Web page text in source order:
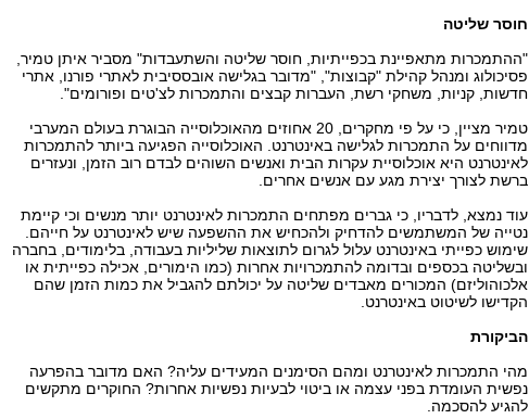
חוסר שליטה
"ההתמכרות מתאפיינת בכפייתיות, חוסר שליטה והשתעבדות" מסביר איתן טמיר,
פסיכולוג ומנהל קהילת "קבוצות", "מדובר בגלישה אובססיבית לאתרי פורנו, אתרי
חדשות, קניות, משחקי רשת, העברות קבצים והתמכרות לצ'טים ופורומים".
טמיר מציין, כי על פי מחקרים, 20 אחוזים מהאוכלוסייה הבוגרת בעולם המערבי
מדווחים על התמכרות לגלישה באינטרנט. האוכלוסייה הפגיעה ביותר להתמכרות
לאינטרנט היא אוכלוסיית עקרות הבית ואנשים השוהים לבדם רוב הזמן, ונעזרים
ברשת לצורך יצירת מגע עם אנשים אחרים.
עוד נמצא, לדבריו, כי גברים מפתחים התמכרות לאינטרנט יותר מנשים וכי קיימת
נטייה של המשתמשים להדחיק ולהכחיש את ההשפעה שיש לאינטרנט על חייהם.
שימוש כפייתי באינטרנט עלול לגרום לתוצאות שליליות בעבודה, בלימודים, בחברה
ובשליטה בכספים ובדומה להתמכרויות אחרות (כמו הימורים, אכילה כפייתית או
אלכוהוליזם) המכורים מאבדים שליטה על יכולתם להגביל את כמות הזמן שהם
הקדישו לשיטוט באינטרנט.
הביקורת
מהי התמכרות לאינטרנט ומהם הסימנים המעידים עליה? האם מדובר בהפרעה
נפשית העומדת בפני עצמה או ביטוי לבעיות נפשיות אחרות? החוקרים מתקשים
להגיע להסכמה.